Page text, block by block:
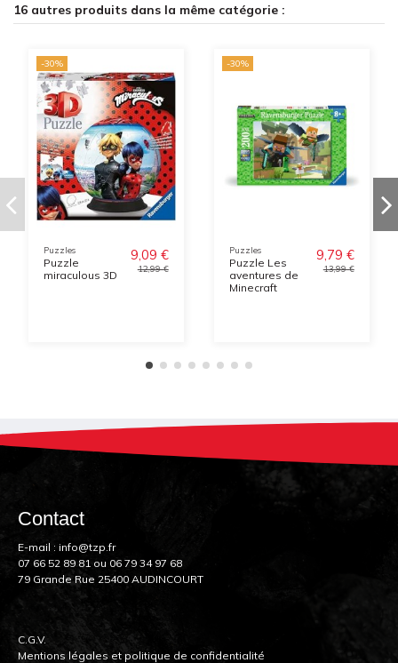
16 autres produits dans la même catégorie :
-30%
Puzzles
Puzzle
miraculous 3D
9,09 €
12,99 €
-30%
Puzzles
Puzzle Les
aventures de
Minecraft
9,79 €
13,99 €
Contact
E-mail : info@tzp.fr
07 66 52 89 81 ou 06 79 34 97 68
79 Grande Rue 25400 AUDINCOURT
C.G.V.
Mentions légales et politique de confidentialité